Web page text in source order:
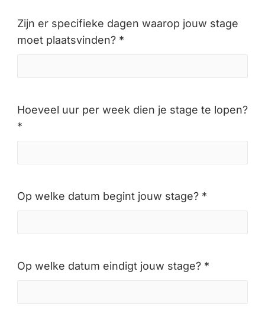
Zijn er specifieke dagen waarop jouw stage
moet plaatsvinden? *
Hoeveel uur per week dien je stage te lopen?
*
Op welke datum begint jouw stage? *
Op welke datum eindigt jouw stage? *